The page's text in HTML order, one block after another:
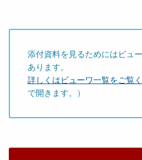
添付資料を見るためにはビュ
あります。
詳しくはビューワ一覧をご覧く
で開きます。）